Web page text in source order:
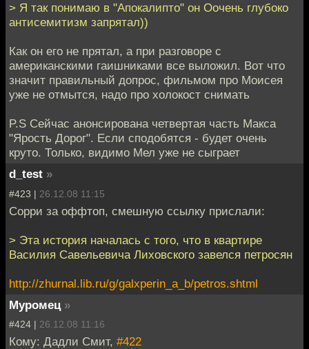
> Я так понимаю в "Апокалипто" он Оочень глубоко
антисемитизм запрятал))
Как он его не прятал, а при разговоре с
американскими гаишниками все выложил. Вот что
значит правильный допрос, фильмом про Моисея
уже не отмытся, надо про холокост снимать
P.S Сейчас анонсирована четвертая часть Макса
"Ярость Дорог". Если сподобятся - будет очень
круто. Только, видимо Мел уже не сыграет
d_test »
#423 | 26.12.08 11:15
Сорри за оффтоп, смешную ссылку прислали:
> Эта история началась с того, что в квартире
Василия Савельевича Лиховского завелся петросян
http://zhurnal.lib.ru/g/galxperin_a_b/petros.shtml
Муромец »
#424 | 26.12.08 11:16
Кому: Дадли Смит, #422